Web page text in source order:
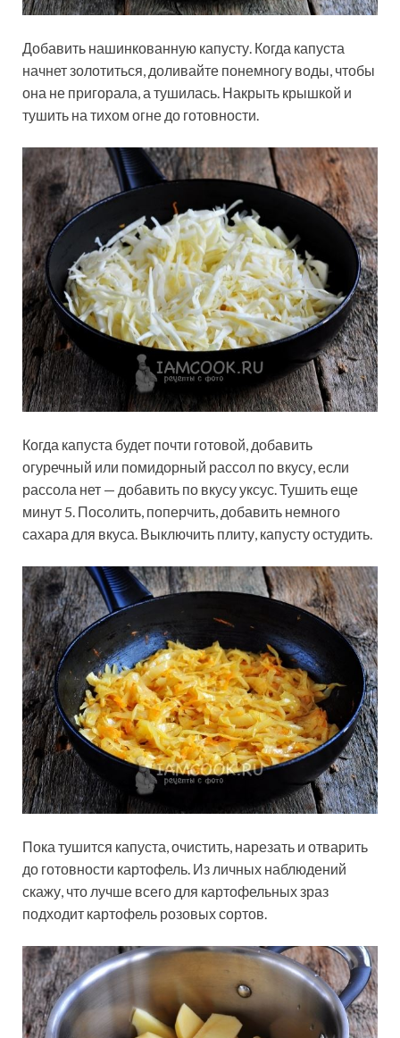
Добавить нашинкованную капусту. Когда капуста
начнет золотиться, доливайте понемногу воды, чтобы
она не пригорала, а тушилась. Накрыть крышкой и
тушить на тихом огне до готовности.
Когда капуста будет почти готовой, добавить
огуречный или помидорный рассол по вкусу, если
рассола нет — добавить по вкусу уксус. Тушить еще
минут 5. Посолить, поперчить, добавить немного
сахара для вкуса. Выключить плиту, капусту остудить.
Пока тушится капуста, очистить, нарезать и отварить
до готовности картофель. Из личных наблюдений
скажу, что лучше всего для картофельных зраз
подходит картофель розовых сортов.